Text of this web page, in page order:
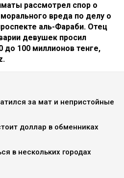
рассмотрел спор о
вреда по делу о
аль-Фараби. Отец
девушек просил
до 100 миллионов тенге,
за мат и непристойные
доллар в обменниках
в нескольких городах